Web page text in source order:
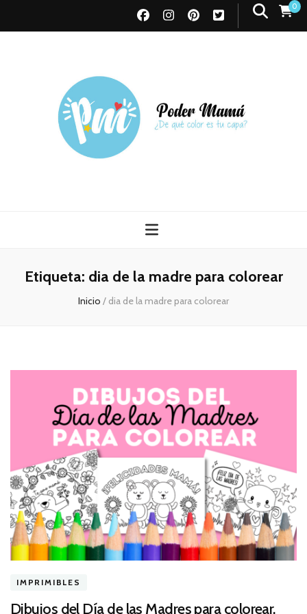
0
Etiqueta: dia de la madre para colorear
Inicio / dia de la madre para colorear
IMPRIMIBLES
Dibujos del Día de las Madres para colorear.